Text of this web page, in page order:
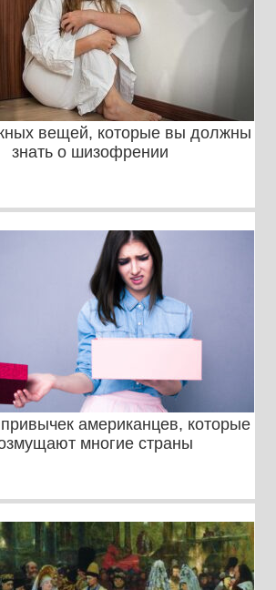
вещей, которые вы должны
знать о шизофрении
американцев, которые
многие страны